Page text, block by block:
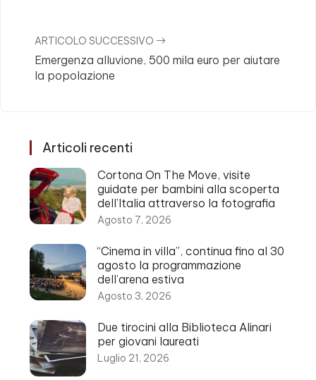
ARTICOLO SUCCESSIVO
Emergenza alluvione, 500 mila euro per aiutare
la popolazione
Articoli recenti
Cortona On The Move, visite
guidate per bambini alla scoperta
dell’Italia attraverso la fotografia
Agosto 7, 2026
“Cinema in villa”, continua fino al 30
agosto la programmazione
dell’arena estiva
Agosto 3, 2026
Due tirocini alla Biblioteca Alinari
per giovani laureati
Luglio 21, 2026